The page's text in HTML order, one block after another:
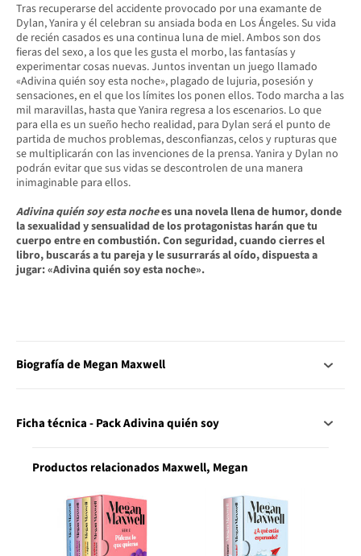
Tras recuperarse del accidente provocado por una examante de
Dylan, Yanira y él celebran su ansiada boda en Los Ángeles. Su vida
de recién casados es una continua luna de miel. Ambos son dos
fieras del sexo, a los que les gusta el morbo, las fantasías y
experimentar cosas nuevas. Juntos inventan un juego llamado
«Adivina quién soy esta noche», plagado de lujuria, posesión y
sensaciones, en el que los límites los ponen ellos. Todo marcha a las
mil maravillas, hasta que Yanira regresa a los escenarios. Lo que
para ella es un sueño hecho realidad, para Dylan será el punto de
partida de muchos problemas, desconfianzas, celos y rupturas que
se multiplicarán con las invenciones de la prensa. Yanira y Dylan no
podrán evitar que sus vidas se descontrolen de una manera
inimaginable para ellos.
Adivina quién soy esta nochees una novela llena de humor, donde
la sexualidad y sensualidad de los protagonistas harán que tu
cuerpo entre en combustión. Con seguridad, cuando cierres el
libro, buscarás a tu pareja y le susurrarás al oído, dispuesta a
jugar: «Adivina quién soy esta noche».
Biografía de Megan Maxwell
Ficha técnica - Pack Adivina quién soy
Productos relacionados Maxwell, Megan